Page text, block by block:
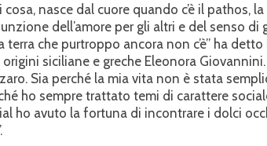
cosa, nasce dal cuore quando c’è il pathos,
dell’amore per gli altri e del senso di
terra che purtroppo ancora non c’è” ha
siciliane e greche Eleonora
Sia perché la mia vita non è stata
ho sempre trattato temi di carattere
ho avuto la fortuna di incontrare i dolci